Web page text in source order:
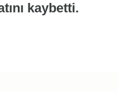
kaybetti.